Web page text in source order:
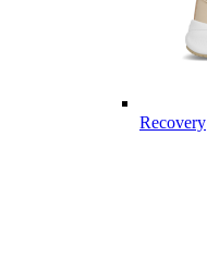
Recovery